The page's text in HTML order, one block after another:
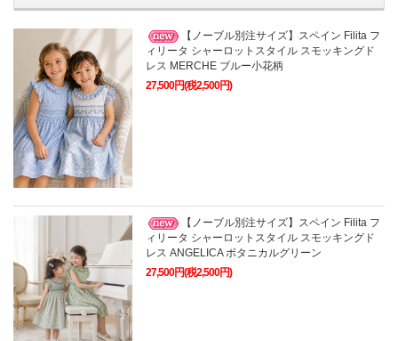
【ノーブル別注サイズ】スペイン Filita フ
ィリータ シャーロットスタイル スモッキングド
レス MERCHE ブルー小花柄
27,500円(税2,500円)
【ノーブル別注サイズ】スペイン Filita フ
ィリータ シャーロットスタイル スモッキングド
レス ANGELICA ボタニカルグリーン
27,500円(税2,500円)